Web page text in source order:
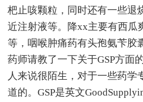
杷止咳颗粒，同时还有一些退
近注射液等。降xx主要有西瓜
等，咽喉肿痛药有头孢氨苄胶
药师请教了一下关于GSP方面
人来说很陌生，对于一些药学
道的。GSP是英文